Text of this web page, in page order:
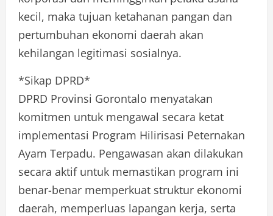
kecil, maka tujuan ketahanan pangan dan
pertumbuhan ekonomi daerah akan
kehilangan legitimasi sosialnya.
*Sikap DPRD*
DPRD Provinsi Gorontalo menyatakan
komitmen untuk mengawal secara ketat
implementasi Program Hilirisasi Peternakan
Ayam Terpadu. Pengawasan akan dilakukan
secara aktif untuk memastikan program ini
benar-benar memperkuat struktur ekonomi
daerah, memperluas lapangan kerja, serta